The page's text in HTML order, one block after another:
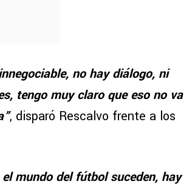
no hay diálogo, ni
tengo muy claro que eso no va
, disparó Rescalvo frente a los
mundo del fútbol suceden, hay